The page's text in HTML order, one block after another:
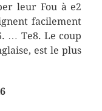
leur Fou à e2
facilement
… Te8. Le coup
est le plus